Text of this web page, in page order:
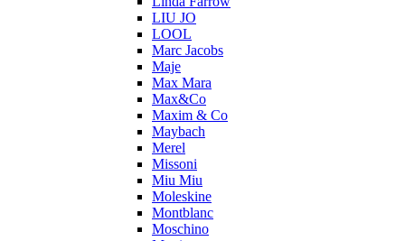
LIU JO
LOOL
Marc Jacobs
Maje
Max Mara
Max&Co
Maxim & Co
Maybach
Merel
Missoni
Miu Miu
Moleskine
Montblanc
Moschino